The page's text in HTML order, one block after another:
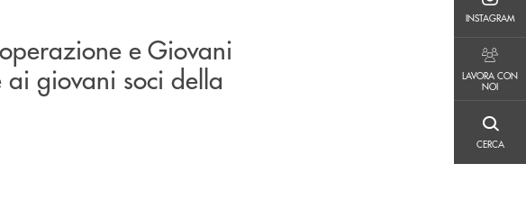
INSTAGRAM
LAVORA CON
NOI
CERCA
e Giovani
giovani soci della